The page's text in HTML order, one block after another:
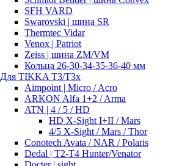
SFH VARD
Swarovski | шина SR
Thermtec Vidar
Venox | Patriot
Zeiss | шина ZM/VM
Кольца 26-30-34-35-36-40 мм
Для TIKKA T3/T3x
Aimpoint | Micro / Acro
ARKON Alfa 1+2 / Arma
ATN | 4 / 5 / HD
HD X-Sight I+II / Mars
4/5 X-Sight / Mars / Thor
Conotech Avata / NAR / Polaris
Dedal | T2-T4 Hunter/Venator